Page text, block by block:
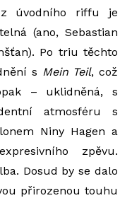
úvodního riffu je
(ano, Sebastian
Po triu těchto
s Mein Teil, což
– uklidněná, s
atmosféru s
Niny Hagen a
zpěvu.
Dosud by se dalo
přirozenou touhu